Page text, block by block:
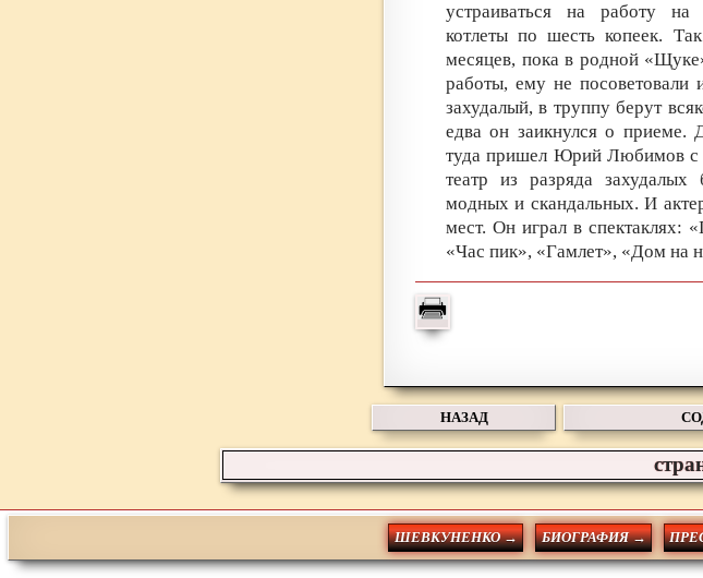
устраиваться на работу на
котлеты по шесть копеек.
месяцев, пока в родной
работы, ему не посоветовали
захудалый, в труппу берут
едва он заикнулся о приеме.
туда пришел Юрий Любимов с
театр из разряда
модных и скандальных. И
мест. Он играл в спектаклях:
«Час пик», «Гамлет», «Дом на
НАЗАД
ШЕВКУНЕНКО → БИОГРАФИЯ →